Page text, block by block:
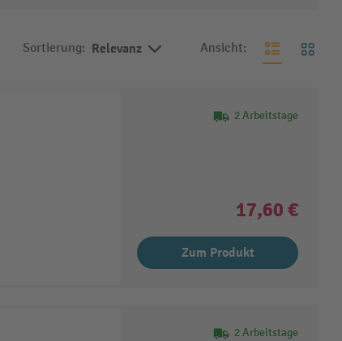
Sortierung: Relevanz Ansicht:
2 Arbeitstage
17,60 €
Zum Produkt
2 Arbeitstage